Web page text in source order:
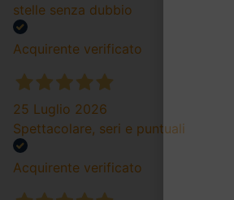
stelle senza dubbio
Acquirente verificato
25 Luglio 2026
Spettacolare, seri e puntuali
Acquirente verificato